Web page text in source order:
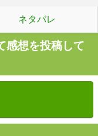
ネタバレ
感想を投稿して